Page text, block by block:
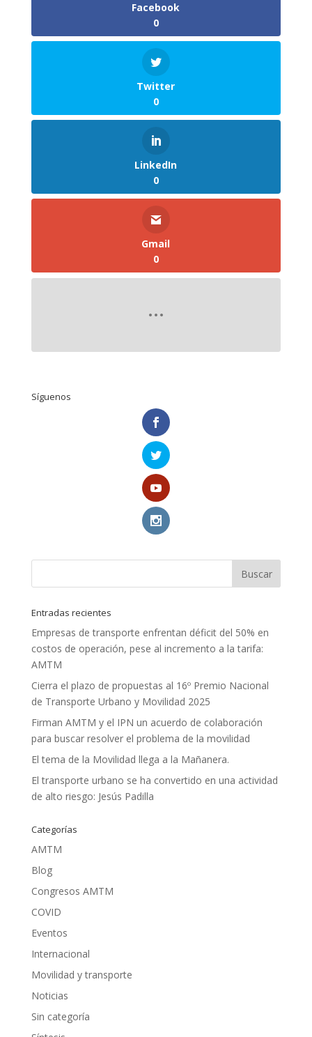
Facebook
0
Twitter
0
LinkedIn
0
Gmail
0
Síguenos
Entradas recientes
Empresas de transporte enfrentan déficit del 50% en
costos de operación, pese al incremento a la tarifa:
AMTM
Cierra el plazo de propuestas al 16º Premio Nacional
de Transporte Urbano y Movilidad 2025
Firman AMTM y el IPN un acuerdo de colaboración
para buscar resolver el problema de la movilidad
El tema de la Movilidad llega a la Mañanera.
El transporte urbano se ha convertido en una actividad
de alto riesgo: Jesús Padilla
Categorías
AMTM
Blog
Congresos AMTM
COVID
Eventos
Internacional
Movilidad y transporte
Noticias
Sin categoría